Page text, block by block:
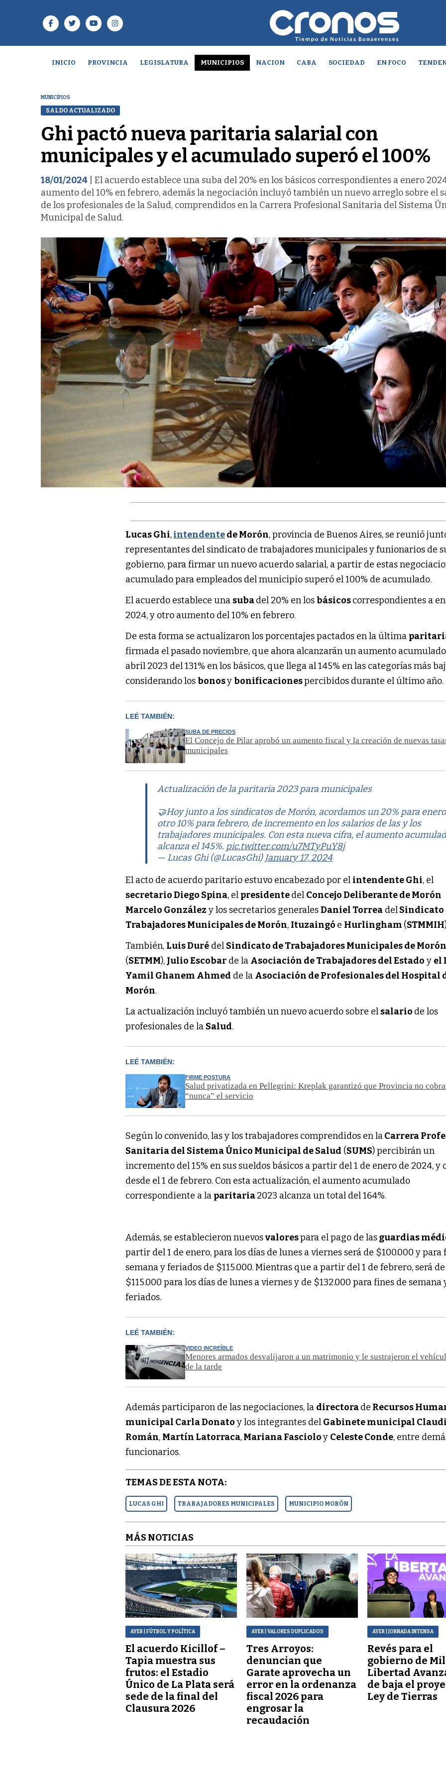
INICIO PROVINCIA LEGISLATURA MUNICIPIOS NACION CABA SOCIEDAD EN FOCO
MUNICIPIOS
SALDO ACTUALIZADO
Ghi pactó nueva paritaria salarial con
municipales y el acumulado superó el 100%
18/01/2024 | El acuerdo establece una suba del 20% en los básicos correspondientes a enero
aumento del 10% en febrero, además la negociación incluyó también un nuevo arreglo sobre el
de los profesionales de la Salud, comprendidos en la Carrera Profesional Sanitaria del Sistema
Municipal de Salud.
Lucas Ghi,intendentede Morón, provincia de Buenos Aires, se reunió
representantes del sindicato de trabajadores municipales y funionarios de
gobierno, para firmar un nuevo acuerdo salarial, a partir de estas
acumulado para empleados del municipio superó el 100% de acumulado.
El acuerdo establece una subadel 20% en losbásicoscorrespondientes a
2024, y otro aumento del 10% en febrero.
De esta forma se actualizaron los porcentajes pactados en la última
firmada el pasado noviembre, que ahora alcanzarán un aumento
abril 2023 del 131% en los básicos, que llega al 145% en las categorías más
considerando losbonosybonificacionespercibidos durante el último año.
LEÉ TAMBIÉN:
SUBA DE PRECIOS
El Concejo de Pilar aprobó un aumento fiscal y la creación de nuevas
municipales
Actualización de la paritaria 2023 para municipales
🤝Hoy junto a los sindicatos de Morón, acordamos un 20% para
otro 10% para febrero, de incremento en los salarios de las y los
trabajadores municipales. Con esta nueva cifra, el aumento
alcanza el 145%. pic.twitter.com/u7MTyPuY8j
— Lucas Ghi (@LucasGhi) January 17, 2024
El acto de acuerdo paritario estuvo encabezado por el intendente Ghi, el
secretario Diego Spina, el presidentedel Concejo Deliberante de Morón
Marcelo González y los secretarios generalesDaniel Torrea delSindicato
Trabajadores Municipales de Morón, Ituzaingó e Hurlingham (STMMIH
También, Luis Duré del Sindicato de Trabajadores Municipales de Morón
(SETMM), Julio Escobar de la Asociación de Trabajadores del Estado y el
Yamil Ghanem Ahmed de la Asociación de Profesionales del Hospital
Morón.
La actualización incluyó también un nuevo acuerdo sobre el salario de los
profesionales de la Salud.
LEÉ TAMBIÉN:
FIRME POSTURA
Salud privatizada en Pellegrini: Kreplak garantizó que Provincia no
“nunca” el servicio
Según lo convenido, las y los trabajadores comprendidos en laCarrera
Sanitaria del Sistema Único Municipal de Salud (SUMS) percibirán un
incremento del 15% en sus sueldos básicos a partir del 1 de enero de 2024, y
desde el 1 de febrero. Con esta actualización, el aumento acumulado
correspondiente a la paritaria2023 alcanza un total del 164%.
Además, se establecieron nuevosvalorespara el pago de lasguardias
partir del 1 de enero, para los días de lunes a viernes será de $100.000 y para
semana y feriados de $115.000. Mientras que a partir del 1 de febrero, será de
$115.000 para los días de lunes a viernes y de $132.000 para fines de semana
feriados.
LEÉ TAMBIÉN:
VIDEO INCREÍBLE
Menores armados desvalijaron a un matrimonio y le sustrajeron el
de la tarde
Además participaron de las negociaciones, la directorade Recursos
municipal Carla Donato y los integrantes del Gabinete municipal
Román, Martín Latorraca,Mariana Fascioloy Celeste Conde, entre
funcionarios.
TEMAS DE ESTA NOTA:
LUCAS GHI TRABAJADORES MUNICIPALES MUNICIPIO MORÓN
MÁS NOTICIAS
AYER | FÚTBOL Y POLÍTICA
El acuerdo Kicillof –
Tapia muestra sus
frutos: el Estadio
Único de La Plata será
sede de la final del
Clausura 2026
AYER | VALORES DUPLICADOS
Tres Arroyos:
denuncian que
Garate aprovecha un
error en la ordenanza
fiscal 2026 para
engrosar la
recaudación
AYER | JORNADA INTENSA
Revés para el
gobierno de
Libertad
de baja el
Ley de Tierras